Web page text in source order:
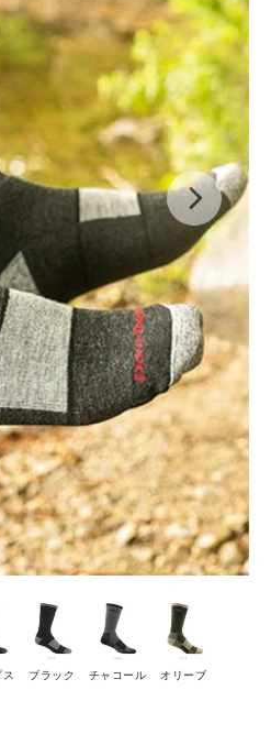
ブラック チャコール オリーブ